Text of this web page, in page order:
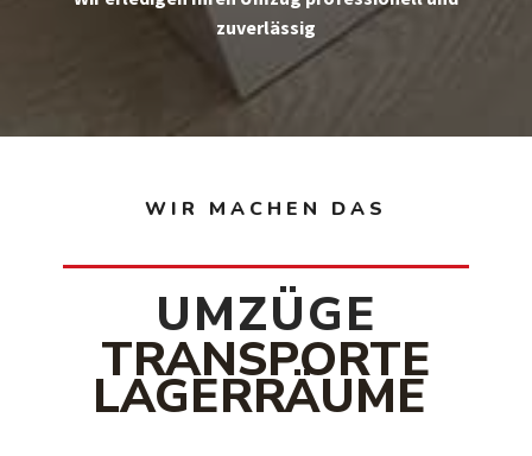
zuverlässig
WIR MACHEN DAS
UMZÜGE
TRANSPORTE
LAGERRÄUME